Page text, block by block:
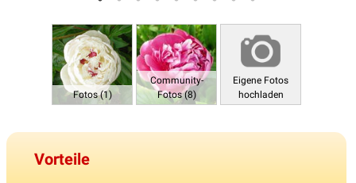
Fotos (1)
Community-
Fotos (8)
Eigene Fotos
hochladen
Vorteile